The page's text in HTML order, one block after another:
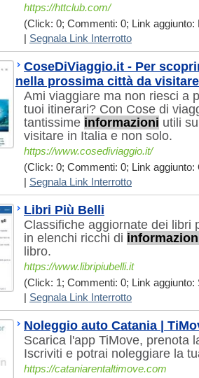
https://httclub.com/
(Click: 0; Commenti: 0; Link aggiunto:
Segnala Link Interrotto
CoseDiViaggio.it - Per
nella prossima città da visitare
Ami viaggiare ma non riesci a
tuoi itinerari? Con Cose di
tantissime informazioni utili
visitare in Italia e non solo.
https://www.cosediviaggio.it/
(Click: 0; Commenti: 0; Link aggiunto:
Segnala Link Interrotto
Libri Più Belli
Classifiche aggiornate dei libri
in elenchi ricchi di
libro.
https://www.libripiubelli.it
(Click: 1; Commenti: 0; Link aggiunto:
Segnala Link Interrotto
Noleggio auto Catania |
Scarica l'app TiMove, prenota
Iscriviti e potrai noleggiare la
https://cataniarentaltimove.com